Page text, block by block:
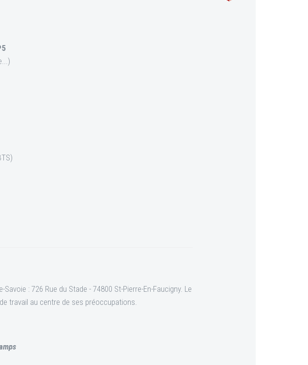
: 726 Rue du Stade - 74800 St-Pierre-En-Faucigny. Le
travail au centre de ses préoccupations.